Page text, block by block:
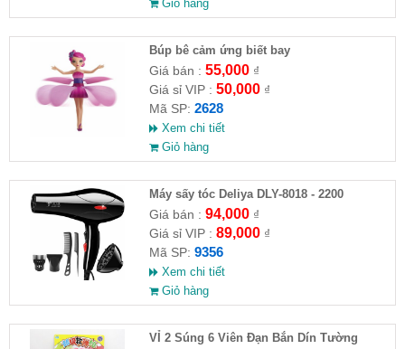
Giỏ hàng
​Búp bê cảm ứng biết bay
Giá bán : 55,000₫
Giá sỉ VIP : 50,000₫
Mã SP: 2628
Xem chi tiết
Giỏ hàng
Máy sấy tóc Deliya DLY-8018 - 2200
Giá bán : 94,000₫
Giá sỉ VIP : 89,000₫
Mã SP: 9356
Xem chi tiết
Giỏ hàng
VỈ 2 Súng 6 Viên Đạn Bắn Dín Tường